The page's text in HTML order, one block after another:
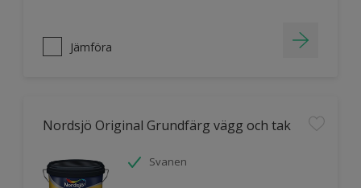
Jämföra
Nordsjö Original Grundfärg vägg och tak
Svanen